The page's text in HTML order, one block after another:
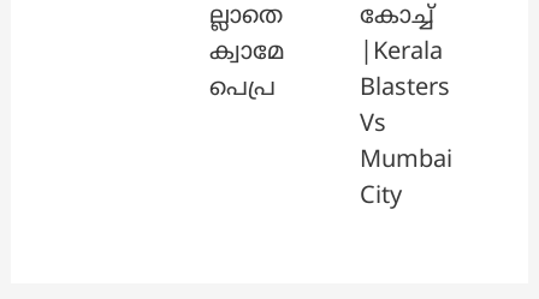
ല്ലാതെ
ക്വാമേ
പെപ്ര
കോച്ച്
|Kerala
Blasters
Vs
Mumbai
City